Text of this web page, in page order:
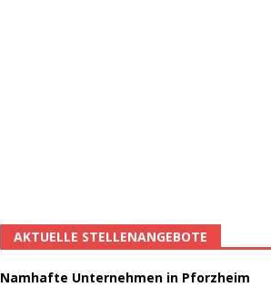
AKTUELLE STELLENANGEBOTE
Namhafte Unternehmen in Pforzheim